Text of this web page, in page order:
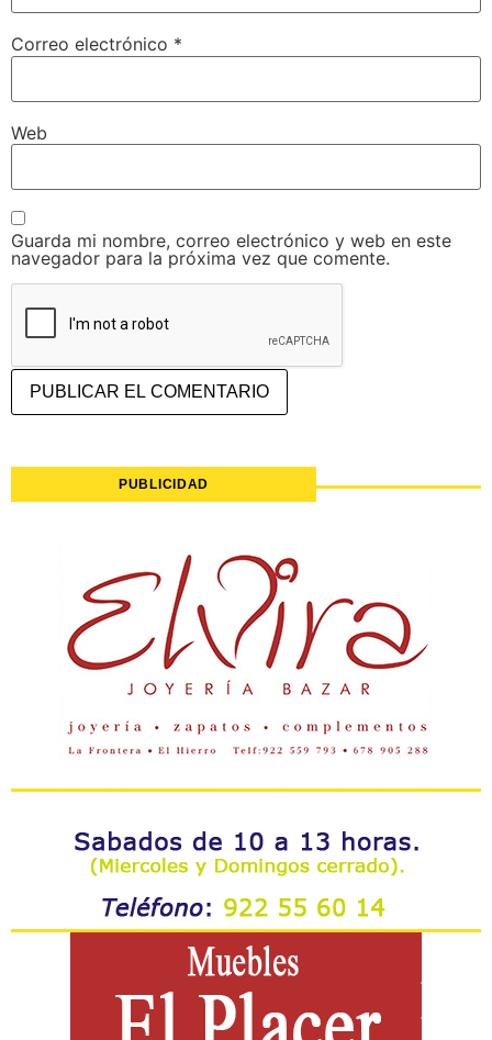
Correo electrónico *
Web
Guarda mi nombre, correo electrónico y web en este
navegador para la próxima vez que comente.
PUBLICIDAD